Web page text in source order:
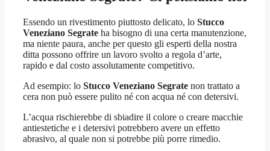
Essendo un rivestimento piuttosto delicato, lo Stucco
Veneziano Segrate ha bisogno di una certa manutenzione,
ma niente paura, anche per questo gli esperti della nostra
ditta possono offrire un lavoro svolto a regola d’arte,
rapido e dal costo assolutamente competitivo.
Ad esempio: lo Stucco Veneziano Segrate non trattato a
cera non può essere pulito né con acqua né con detersivi.
L’acqua rischierebbe di sbiadire il colore o creare macchie
antiestetiche e i detersivi potrebbero avere un effetto
abrasivo, al quale non si potrebbe più porre rimedio.